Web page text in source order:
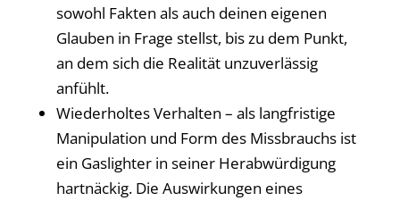
sowohl Fakten als auch deinen eigenen
Glauben in Frage stellst, bis zu dem Punkt,
an dem sich die Realität unzuverlässig
anfühlt.
Wiederholtes Verhalten – als langfristige
Manipulation und Form des Missbrauchs ist
ein Gaslighter in seiner Herabwürdigung
hartnäckig. Die Auswirkungen eines